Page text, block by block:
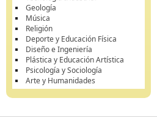
Geología
Música
Religión
Deporte y Educación Física
Diseño e Ingeniería
Plástica y Educación Artística
Psicología y Sociología
Arte y Humanidades